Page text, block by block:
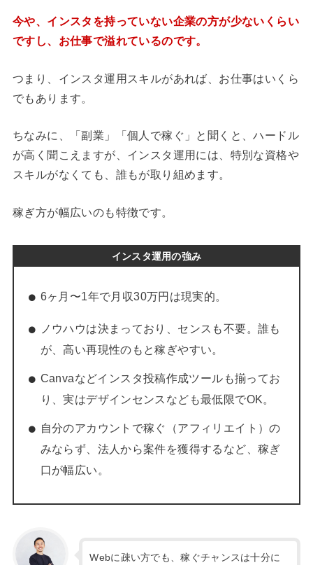
今や、インスタを持っていない企業の方が少ないくらい
ですし、お仕事で溢れているのです。
つまり、インスタ運用スキルがあれば、お仕事はいくら
でもあります。
ちなみに、「副業」「個人で稼ぐ」と聞くと、ハードル
が高く聞こえますが、インスタ運用には、特別な資格や
スキルがなくても、誰もが取り組めます。
稼ぎ方が幅広いのも特徴です。
インスタ運用の強み
6ヶ月〜1年で月収30万円は現実的。
ノウハウは決まっており、センスも不要。誰も
が、高い再現性のもと稼ぎやすい。
Canvaなどインスタ投稿作成ツールも揃ってお
り、実はデザインセンスなども最低限でOK。
自分のアカウントで稼ぐ（アフィリエイト）の
みならず、法人から案件を獲得するなど、稼ぎ
口が幅広い。
Webに疎い方でも、稼ぐチャンスは十分に